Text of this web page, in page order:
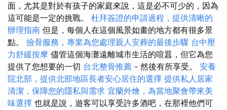
面，尤其是對於有孩子的家庭來說，這是必不可少的，因為
這可能是一定的挑戰。 杜拜簽證的申請過程，提供清晰的
辦理指南 但是，每個人在這個風景如畫的地方都有很多景
點。 撿骨服務，專業為您處理親人安葬的最後步驟 台中壓
力舒緩按摩 儘管這個海灘遠離城市生活的喧囂，但它為您
提供了您想要的一切 台北整骨推薦 - 然後有所享受。 安養
院北部，提供北部地區長者安心居住的選擇 提供私人居家
清潔，保障您的隱私與需求 宜蘭外燴，為當地聚會帶來美
味選擇 也就是說，遊客可以享受許多酒吧，在那裡他們可